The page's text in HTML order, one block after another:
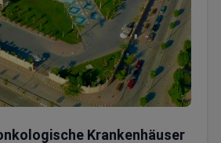
Krankenhäuser